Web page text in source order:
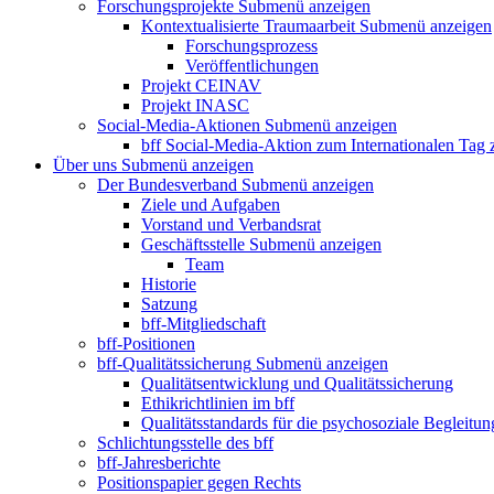
Forschungsprojekte Submenü anzeigen
Kontextualisierte Traumaarbeit Submenü anzeigen
Forschungsprozess
Veröffentlichungen
Projekt CEINAV
Projekt INASC
Social-Media-Aktionen Submenü anzeigen
bff Social-Media-Aktion zum Internationalen Tag
Über uns Submenü anzeigen
Der Bundesverband Submenü anzeigen
Ziele und Aufgaben
Vorstand und Verbandsrat
Geschäftsstelle Submenü anzeigen
Team
Historie
Satzung
bff-Mitgliedschaft
bff-Positionen
bff-Qualitätssicherung Submenü anzeigen
Qualitätsentwicklung und Qualitätssicherung
Ethikrichtlinien im bff
Qualitätsstandards für die psychosoziale
Schlichtungsstelle des bff
bff-Jahresberichte
Positionspapier gegen Rechts